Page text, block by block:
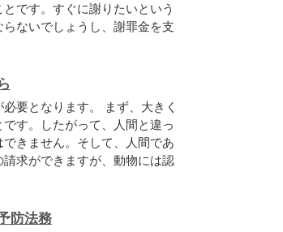
です。すぐに謝りたいという
ないでしょうし、謝罪金を支
必要となります。 まず、大きく
す。したがって、人間と違っ
きません。そして、人間であ
求ができますが、動物には認
防法務